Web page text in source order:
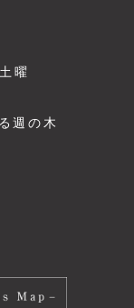
曜
週の木